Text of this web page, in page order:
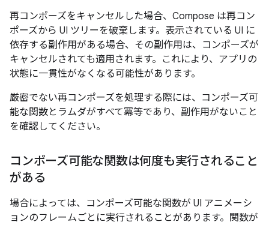
再コンポーズをキャンセルした場合、Compose は再コン
ポーズから UI ツリーを破棄します。表示されている UI に
依存する副作用がある場合、その副作用は、コンポーズが
キャンセルされても適用されます。これにより、アプリの
状態に一貫性がなくなる可能性があります。
厳密でない再コンポーズを処理する際には、コンポーズ可
能な関数とラムダがすべて冪等であり、副作用がないこと
を確認してください。
コンポーズ可能な関数は何度も実行されること
がある
場合によっては、コンポーズ可能な関数が UI アニメーシ
ョンのフレームごとに実行されることがあります。関数が